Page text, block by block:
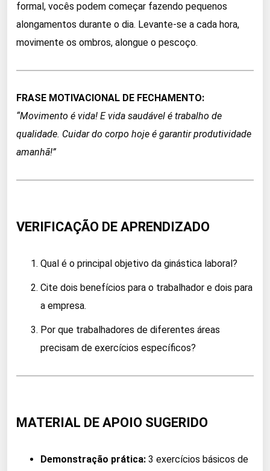
formal, vocês podem começar fazendo pequenos
alongamentos durante o dia. Levante-se a cada hora,
movimente os ombros, alongue o pescoço.
FRASE MOTIVACIONAL DE FECHAMENTO:
“Movimento é vida! E vida saudável é trabalho de
qualidade. Cuidar do corpo hoje é garantir produtividade
amanhã!”
VERIFICAÇÃO DE APRENDIZADO
Qual é o principal objetivo da ginástica laboral?
Cite dois benefícios para o trabalhador e dois para
a empresa.
Por que trabalhadores de diferentes áreas
precisam de exercícios específicos?
MATERIAL DE APOIO SUGERIDO
Demonstração prática: 3 exercícios básicos de